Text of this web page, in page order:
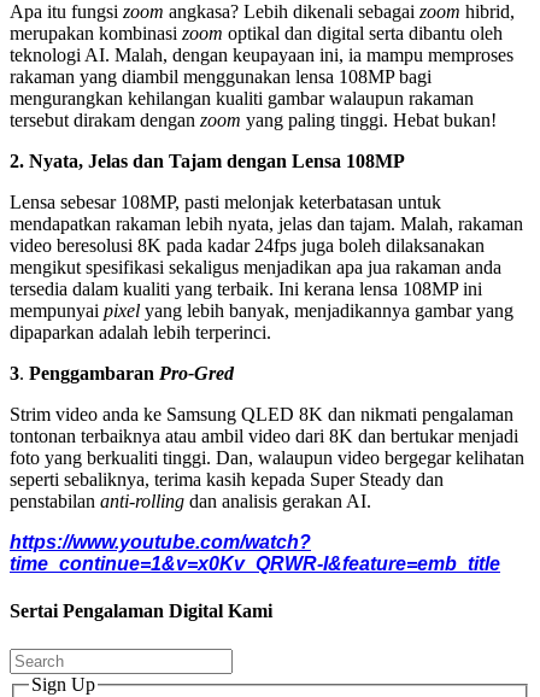
Apa itu fungsi zoom angkasa? Lebih dikenali sebagai zoom hibrid,
merupakan kombinasi zoom optikal dan digital serta dibantu oleh
teknologi AI. Malah, dengan keupayaan ini, ia mampu memproses
rakaman yang diambil menggunakan lensa 108MP bagi
mengurangkan kehilangan kualiti gambar walaupun rakaman
tersebut dirakam dengan zoom yang paling tinggi. Hebat bukan!
2. Nyata, Jelas dan Tajam dengan Lensa 108MP
Lensa sebesar 108MP, pasti melonjak keterbatasan untuk
mendapatkan rakaman lebih nyata, jelas dan tajam. Malah, rakaman
video beresolusi 8K pada kadar 24fps juga boleh dilaksanakan
mengikut spesifikasi sekaligus menjadikan apa jua rakaman anda
tersedia dalam kualiti yang terbaik. Ini kerana lensa 108MP ini
mempunyai pixel yang lebih banyak, menjadikannya gambar yang
dipaparkan adalah lebih terperinci.
3. Penggambaran Pro-Gred
Strim video anda ke Samsung QLED 8K dan nikmati pengalaman
tontonan terbaiknya atau ambil video dari 8K dan bertukar menjadi
foto yang berkualiti tinggi. Dan, walaupun video bergegar kelihatan
seperti sebaliknya, terima kasih kepada Super Steady dan
penstabilan anti-rolling dan analisis gerakan AI.
https://www.youtube.com/watch?
time_continue=1&v=x0Kv_QRWR-I&feature=emb_title
Sertai Pengalaman Digital Kami
Sign Up